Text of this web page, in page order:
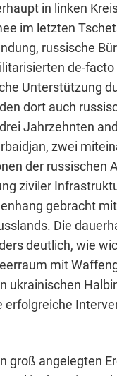
in linken
im letzten
russische
de-facto
Unterstützung
dort auch
Jahrzehnten
zwei
der russischen
ziviler
gebracht
Die
deutlich, wie
mit
ukrainischen
erfolgreiche
groß angelegten